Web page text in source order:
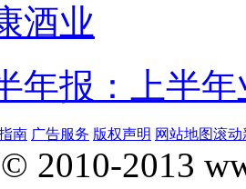
酒业
年报：上半
南 广告服务 版权声明 网站地图滚动
2010-2013